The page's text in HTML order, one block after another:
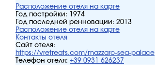
Расположение отеля на карте
Год постройки:
1974
Год последней ренновации: 2013
Расположение отеля на карте
Контакты отеля
Сайт отеля:
https://vretreats.com/mazzaro-sea-palace
Телефон отеля: +39 0931 626237